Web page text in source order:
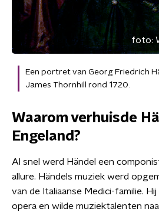
foto:
Een portret van Georg Friedrich
James Thornhill rond 1720.
Waarom verhuisde
Engeland?
Al snel werd Händel een
allure. Händels muziek werd
van de Italiaanse Medici-familie.
opera en wilde muziektalenten